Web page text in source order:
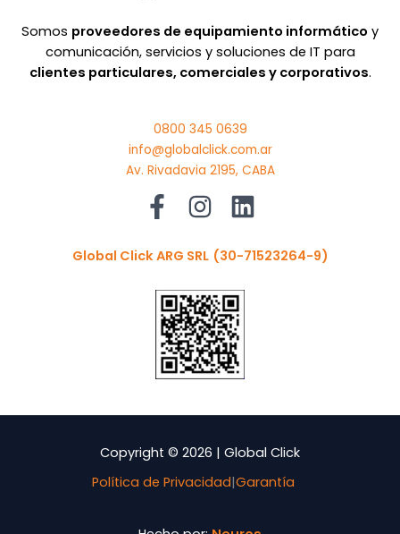
Somos proveedores de equipamiento informático y
comunicación, servicios y soluciones de IT para
clientes particulares, comerciales y corporativos.
0800 345 0639
info@globalclick.com.ar
Av. Rivadavia 2195, CABA
Global Click ARG SRL (30-71523264-9)
Copyright © 2026 | Global Click
Política de Privacidad|Garantía